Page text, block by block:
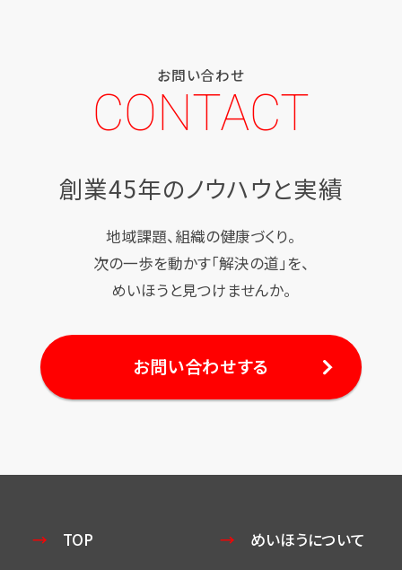
お問い合わせ
CONTACT
創業45年のノウハウと実績
地域課題、組織の健康づくり。
次の一歩を動かす「解決の道」を、
めいほうと見つけませんか。
お問い合わせする
TOP めいほうについて